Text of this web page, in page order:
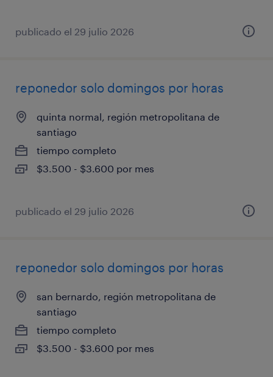
publicado el 29 julio 2026
reponedor solo domingos por horas
quinta normal, región metropolitana de
santiago
tiempo completo
$3.500 - $3.600 por mes
publicado el 29 julio 2026
reponedor solo domingos por horas
san bernardo, región metropolitana de
santiago
tiempo completo
$3.500 - $3.600 por mes